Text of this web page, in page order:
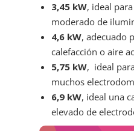
3,45 kW, ideal
moderado de
4,6 kW, adecuado
calefacción o aire
5,75 kW, ideal
muchos
6,9 kW, ideal una
elevado de